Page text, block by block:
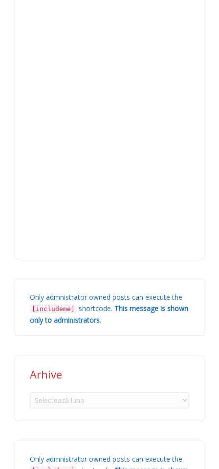
Only admnistrator owned posts can execute the
[includeme] shortcode. This message is shown
only to administrators.
Arhive
Arhive
Only admnistrator owned posts can execute the